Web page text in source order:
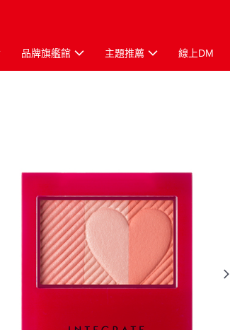
品牌旗艦館 主題推薦 線上DM